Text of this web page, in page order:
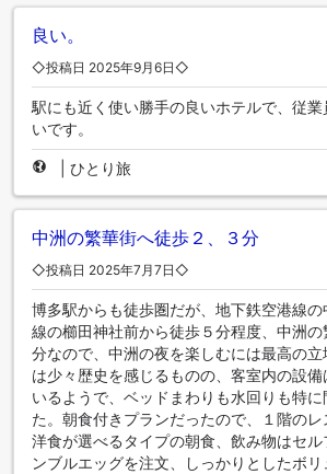
良い。
◇投稿日 2025年9月6日◇
駅にも近く使い勝手の良いホテルで、従業
いです。
ひとり旅
中洲の繁華街へ徒歩２、３分
◇投稿日 2025年7月7日◇
博多駅からも徒歩圏だが、地下鉄空港線
線の櫛田神社前から徒歩５分程度、中洲
分なので、中洲の夜を楽しむには最高の
は少々歴史を感じるものの、客室内の設
いるようで、ベッドまわりも水回りも特
た。朝食付きプランだったので、１階のレ
洋食が選べるタイプの朝食、飲み物はセル
ンブルエッグを注文、しっかりとしたボ